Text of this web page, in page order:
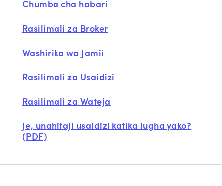
Chumba cha habari
Rasilimali za Broker
Washirika wa Jamii
Rasilimali za Usaidizi
Rasilimali za Wateja
Je, unahitaji usaidizi katika lugha yako?
(PDF)